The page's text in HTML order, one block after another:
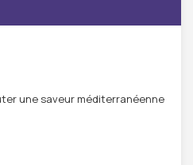
une saveur méditerranéenne